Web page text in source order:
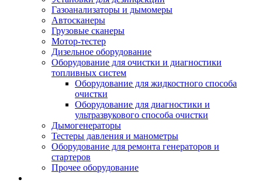
Газоанализаторы и дымомеры
Автосканеры
Грузовые сканеры
Мотор-тестер
Дизельное оборудование
Оборудование для очистки и диагностики
топливных систем
Оборудование для жидкостного способа
очистки
Оборудование для диагностики и
ультразвукового способа очистки
Дымогенераторы
Тестеры давления и манометры
Оборудование для ремонта генераторов и
стартеров
Прочее оборудование